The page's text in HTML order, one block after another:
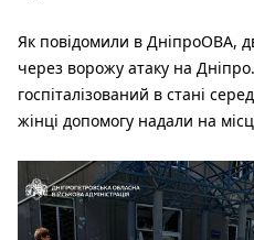
Як повідомили в ДніпроОВА,
через ворожу атаку на
госпіталізований в стані
жінці допомогу надали на